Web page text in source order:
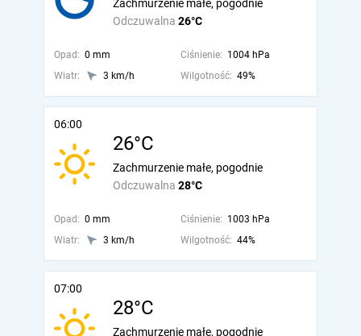
Odczuwalna 26°C
Zachmurzenie małe, pogodnie
Opad: 0 mm Ciśnienie: 1004 hPa
Wiatr:
3 km/h Wilgotność: 49%
06:00
26°C
Odczuwalna 28°C
Zachmurzenie małe, pogodnie
Opad: 0 mm Ciśnienie: 1003 hPa
Wiatr:
3 km/h Wilgotność: 44%
07:00
28°C
Zachmurzenie małe, pogodnie